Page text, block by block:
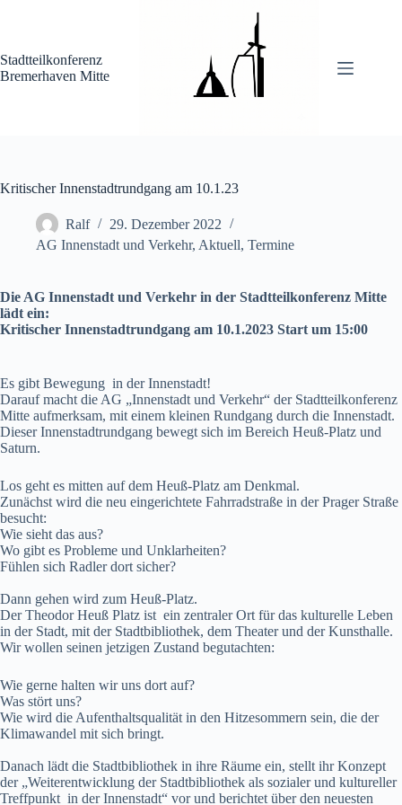
Stadtteilkonferenz
Bremerhaven Mitte
Kritischer Innenstadtrundgang am 10.1.23
Ralf
29. Dezember 2022
AG Innenstadt und Verkehr, Aktuell, Termine
Die AG Innenstadt und Verkehr in der Stadtteilkonferenz Mitte
lädt ein:
Kritischer Innenstadtrundgang am 10.1.2023 Start um 15:00
Es gibt Bewegung in der Innenstadt!
Darauf macht die AG „Innenstadt und Verkehr“ der Stadtteilkonferenz
Mitte aufmerksam, mit einem kleinen Rundgang durch die Innenstadt.
Dieser Innenstadtrundgang bewegt sich im Bereich Heuß-Platz und
Saturn.
Los geht es mitten auf dem Heuß-Platz am Denkmal.
Zunächst wird die neu eingerichtete Fahrradstraße in der Prager Straße
besucht:
Wie sieht das aus?
Wo gibt es Probleme und Unklarheiten?
Fühlen sich Radler dort sicher?
Dann gehen wird zum Heuß-Platz.
Der Theodor Heuß Platz ist ein zentraler Ort für das kulturelle Leben
in der Stadt, mit der Stadtbibliothek, dem Theater und der Kunsthalle.
Wir wollen seinen jetzigen Zustand begutachten:
Wie gerne halten wir uns dort auf?
Was stört uns?
Wie wird die Aufenthaltsqualität in den Hitzesommern sein, die der
Klimawandel mit sich bringt.
Danach lädt die Stadtbibliothek in ihre Räume ein, stellt ihr Konzept
der „Weiterentwicklung der Stadtbibliothek als sozialer und kultureller
Treffpunkt in der Innenstadt“ vor und berichtet über den neuesten